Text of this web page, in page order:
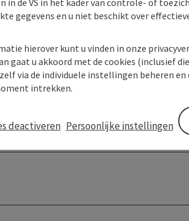
gegevens en u niet beschikt over
hierover kunt u vinden in onze
gaat u akkoord met de cookies (inclusief
via de individuele instellingen beheren
intrekken.
deactiveren Persoonlijke instellingen